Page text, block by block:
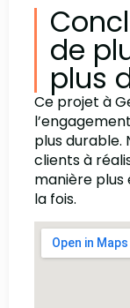
de
plus
Ce projet à
plus durable.
clients à
manière plus
la fois.